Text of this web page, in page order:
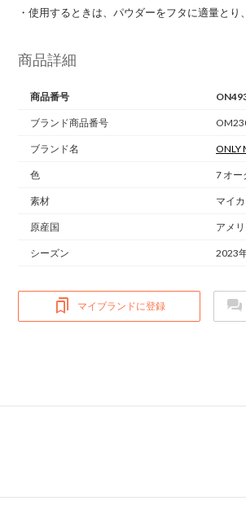
・使用するときは、パウダーをフタに適量とり
商品詳細
商品番号
ブランド商品番号
ブランド名 ONLY
色 7 オー
素材 マイ
原産国 アメ
シーズン 2023
マイブランドに登録